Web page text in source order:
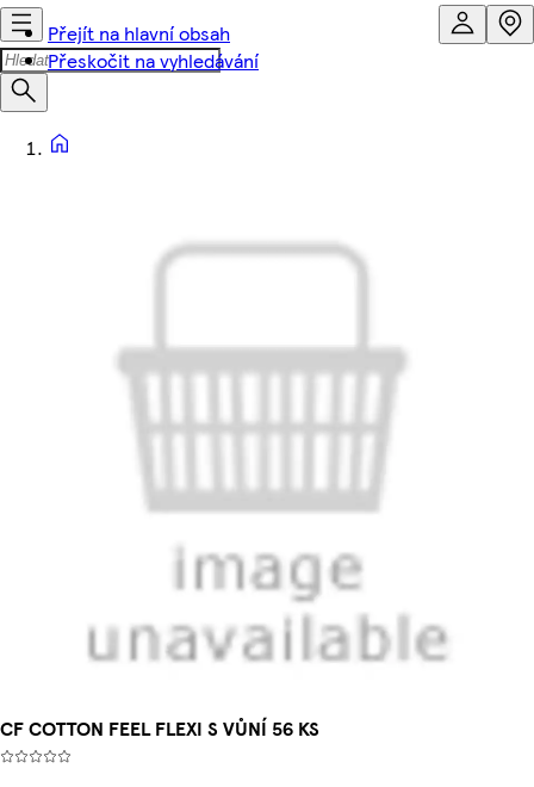
Přejít na hlavní obsah
Přeskočit na vyhledávání
CF COTTON FEEL FLEXI S VŮNÍ 56 KS